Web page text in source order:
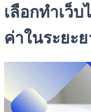
เลือกทำเว็
ค่าในระยะย